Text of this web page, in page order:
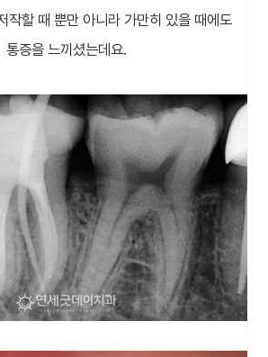
작할 때 뿐만 아니라 가만히 있을 때에도
통증을 느끼셨는데요.